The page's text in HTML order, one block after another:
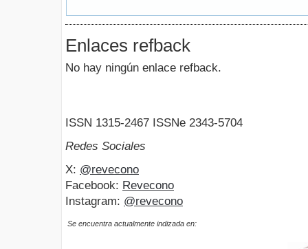
Enlaces refback
No hay ningún enlace refback.
ISSN 1315-2467 ISSNe 2343-5704
Redes Sociales
X: @revecono
Facebook: Revecono
Instagram: @revecono
Se encuentra actualmente indizada en: